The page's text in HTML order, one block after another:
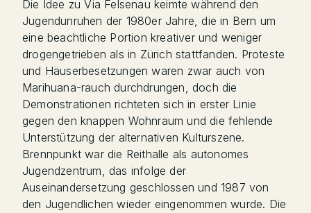
Die Idee zu Via Felsenau keimte während den
Jugendunruhen der 1980er Jahre, die in Bern um
eine beachtliche Portion kreativer und weniger
drogengetrieben als in Zürich stattfanden. Proteste
und Häuserbesetzungen waren zwar auch von
Marihuana-rauch durchdrungen, doch die
Demonstrationen richteten sich in erster Linie
gegen den knappen Wohnraum und die fehlende
Unterstützung der alternativen Kulturszene.
Brennpunkt war die Reithalle als autonomes
Jugendzentrum, das infolge der
Auseinandersetzung geschlossen und 1987 von
den Jugendlichen wieder eingenommen wurde. Die